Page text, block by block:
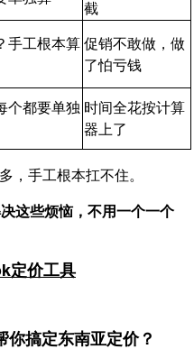
截
手工根本算促销不敢做，做
了怕亏钱
个都要单独 时间全花按计算
器上了
，手工根本扛不住。
这些烦恼，不用一个一个
定价工具
搞定东南亚定价？